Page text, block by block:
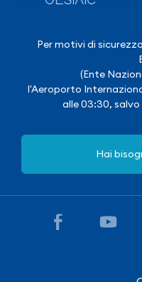
Per motivi di
(Ente
l'Aeroporto
alle 03:30,
Hai